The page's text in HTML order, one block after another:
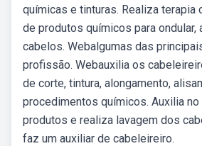
químicas e tinturas. Realiza terapia
de produtos químicos para ondular,
cabelos. Webalgumas das
profissão. Webauxilia os
de corte, tintura, alongamento,
procedimentos químicos. Auxilia no
produtos e realiza lavagem dos
faz um auxiliar de cabeleireiro.